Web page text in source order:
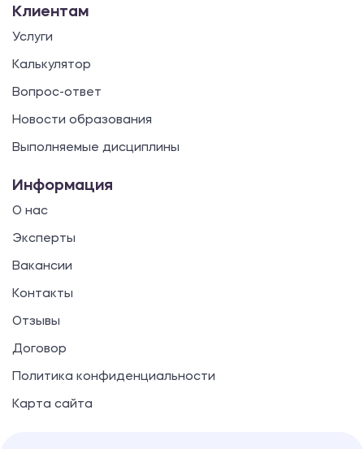
Клиентам
Услуги
Калькулятор
Вопрос-ответ
Новости образования
Выполняемые дисциплины
Информация
О нас
Эксперты
Вакансии
Контакты
Отзывы
Договор
Политика конфиденциальности
Карта сайта